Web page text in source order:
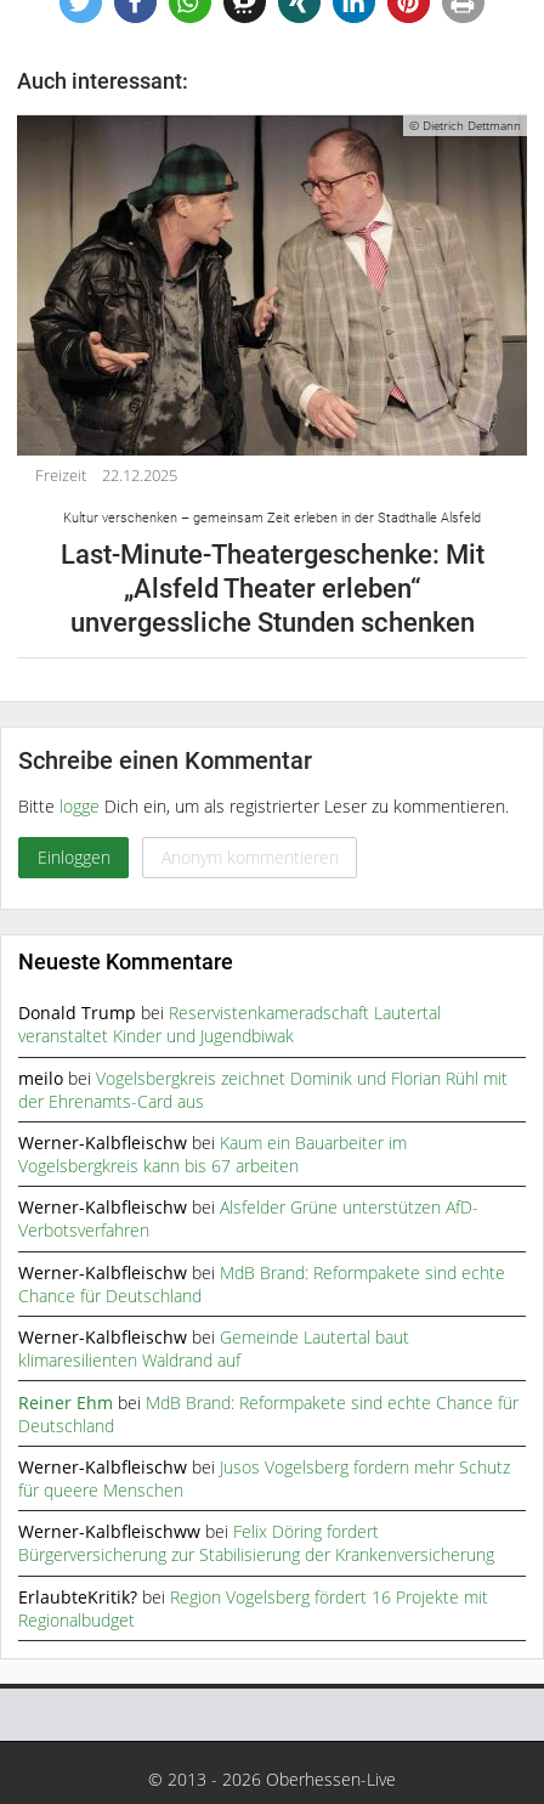
Auch interessant:
© Dietrich Dettmann
Freizeit 22.12.2025
Kultur verschenken – gemeinsam Zeit erleben in der Stadthalle Alsfeld
Last-Minute-Theatergeschenke: Mit
„Alsfeld Theater erleben“
unvergessliche Stunden schenken
Schreibe einen Kommentar
Bitte logge Dich ein, um als registrierter Leser zu kommentieren.
Einloggen Anonym kommentieren
Neueste Kommentare
Donald Trump bei Reservistenkameradschaft Lautertal
veranstaltet Kinder und Jugendbiwak
meilo beiVogelsbergkreis zeichnet Dominik und Florian Rühl mit
der Ehrenamts-Card aus
Werner-Kalbfleischw bei Kaum ein Bauarbeiter im
Vogelsbergkreis kann bis 67 arbeiten
Werner-Kalbfleischw beiAlsfelder Grüne unterstützen AfD-
Verbotsverfahren
Werner-Kalbfleischw bei MdB Brand: Reformpakete sind echte
Chance für Deutschland
Werner-Kalbfleischw bei Gemeinde Lautertal baut
klimaresilienten Waldrand auf
Reiner Ehm bei MdB Brand: Reformpakete sind echte Chance für
Deutschland
Werner-Kalbfleischw bei Jusos Vogelsberg fordern mehr Schutz
für queere Menschen
Werner-Kalbfleischww bei Felix Döring fordert
Bürgerversicherung zur Stabilisierung der Krankenversicherung
ErlaubteKritik? bei Region Vogelsberg fördert 16 Projekte mit
Regionalbudget
© 2013 - 2026 Oberhessen-Live